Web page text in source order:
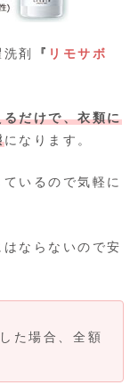
剤 『 リモサボ
るだけで、衣類に
になります。
ているので気軽に
ならないので安
た場合、全額